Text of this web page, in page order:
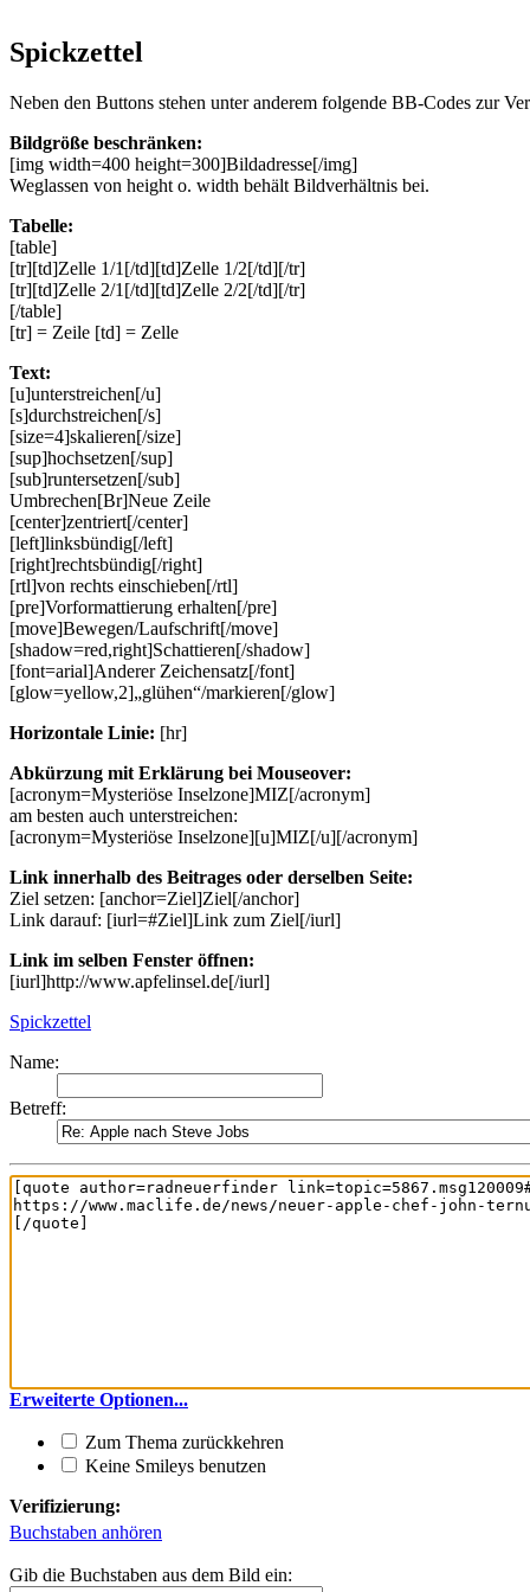
Spickzettel
Neben den Buttons stehen unter anderem folgende BB-Codes zur
Bildgröße beschränken:
[img width=400 height=300]Bildadresse[/img]
Weglassen von height o. width behält Bildverhältnis bei.
Tabelle:
[table]
[tr][td]Zelle 1/1[/td][td]Zelle 1/2[/td][/tr]
[tr][td]Zelle 2/1[/td][td]Zelle 2/2[/td][/tr]
[/table]
[tr] = Zeile [td] = Zelle
Text:
[u]unterstreichen[/u]
[s]durchstreichen[/s]
[size=4]skalieren[/size]
[sup]hochsetzen[/sup]
[sub]runtersetzen[/sub]
Umbrechen[Br]Neue Zeile
[center]zentriert[/center]
[left]linksbündig[/left]
[right]rechtsbündig[/right]
[rtl]von rechts einschieben[/rtl]
[pre]Vorformattierung erhalten[/pre]
[move]Bewegen/Laufschrift[/move]
[shadow=red,right]Schattieren[/shadow]
[font=arial]Anderer Zeichensatz[/font]
[glow=yellow,2]„glühen“/markieren[/glow]
Horizontale Linie: [hr]
Abkürzung mit Erklärung bei Mouseover:
[acronym=Mysteriöse Inselzone]MIZ[/acronym]
am besten auch unterstreichen:
[acronym=Mysteriöse Inselzone][u]MIZ[/u][/acronym]
Link innerhalb des Beitrages oder derselben Seite:
Ziel setzen: [anchor=Ziel]Ziel[/anchor]
Link darauf: [iurl=#Ziel]Link zum Ziel[/iurl]
Link im selben Fenster öffnen:
[iurl]http://www.apfelinsel.de[/iurl]
Spickzettel
Name:
Betreff:
Erweiterte Optionen...
Zum Thema zurückkehren
Keine Smileys benutzen
Verifizierung:
Buchstaben anhören
Gib die Buchstaben aus dem Bild ein: